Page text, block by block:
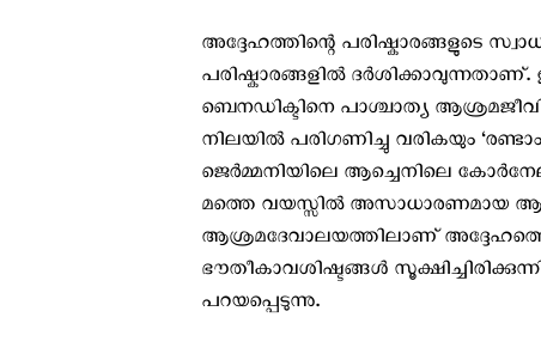
അദ്ദേഹത്തിന്റെ പരിഷ്കാരങ്ങളുടെ
പരിഷ്കാരങ്ങളില്‍
ബെനഡിക്ടിനെ പാശ്ചാത്യ
നിലയില്‍ പരിഗണിച്ചു വരികയും
ജെര്‍മ്മനിയിലെ ആച്ചെനിലെ
മത്തെ വയസ്സില്‍ അസാധാരണമായ
ആശ്രമദേവാലയത്തിലാണ് അദ്ദേഹത്തെ
ഭൗതീകാവശിഷ്ടങ്ങള്‍
പറയപ്പെടുന്നു.